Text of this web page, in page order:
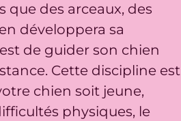
que des arceaux, des
développera sa
de guider son chien
Cette discipline est
chien soit jeune,
physiques, le